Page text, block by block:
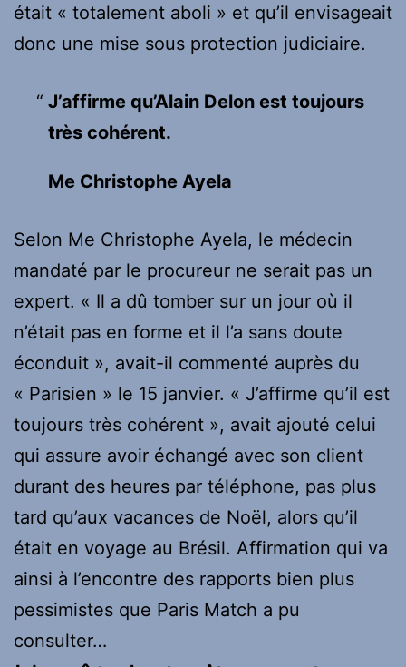
était « totalement aboli » et qu’il envisageait
donc une mise sous protection judiciaire.
J’affirme qu’Alain Delon est toujours
très cohérent.
Me Christophe Ayela
Selon Me Christophe Ayela, le médecin
mandaté par le procureur ne serait pas un
expert. « Il a dû tomber sur un jour où il
n’était pas en forme et il l’a sans doute
éconduit », avait-il commenté auprès du
« Parisien » le 15 janvier. « J’affirme qu’il est
toujours très cohérent », avait ajouté celui
qui assure avoir échangé avec son client
durant des heures par téléphone, pas plus
tard qu’aux vacances de Noël, alors qu’il
était en voyage au Brésil. Affirmation qui va
ainsi à l’encontre des rapports bien plus
pessimistes que Paris Match a pu
consulter…